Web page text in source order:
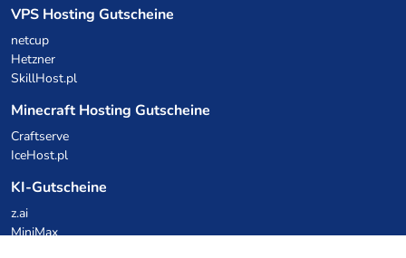
VPS Hosting Gutscheine
netcup
Hetzner
SkillHost.pl
Minecraft Hosting Gutscheine
Craftserve
IceHost.pl
KI-Gutscheine
z.ai
MiniMax